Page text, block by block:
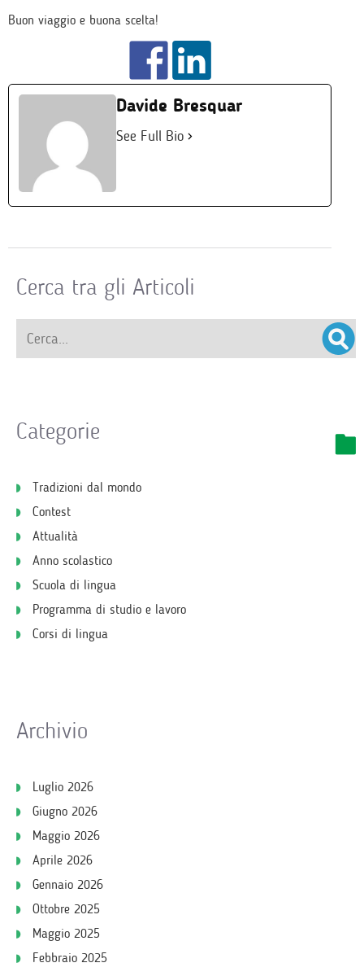
Buon viaggio e buona scelta!
Davide Bresquar
See Full Bio
Cerca tra gli Articoli
Categorie
Tradizioni dal mondo
Contest
Attualità
Anno scolastico
Scuola di lingua
Programma di studio e lavoro
Corsi di lingua
Archivio
Luglio 2026
Giugno 2026
Maggio 2026
Aprile 2026
Gennaio 2026
Ottobre 2025
Maggio 2025
Febbraio 2025